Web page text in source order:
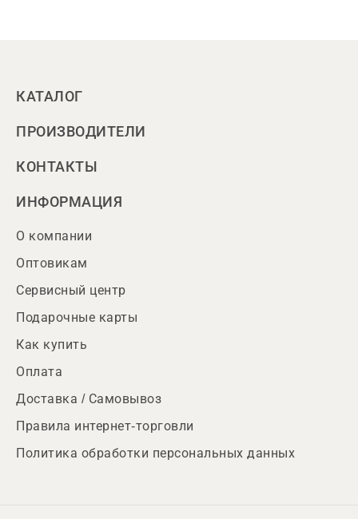
КАТАЛОГ
ПРОИЗВОДИТЕЛИ
КОНТАКТЫ
ИНФОРМАЦИЯ
О компании
Оптовикам
Сервисный центр
Подарочные карты
Как купить
Оплата
Доставка / Самовывоз
Правила интернет-торговли
Политика обработки персональных данных